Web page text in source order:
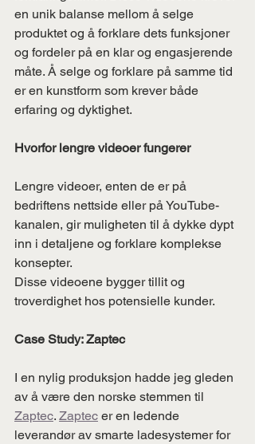
en unik balanse mellom å selge
produktet og å forklare dets funksjoner
og fordeler på en klar og engasjerende
måte. Å selge og forklare på samme tid
er en kunstform som krever både
erfaring og dyktighet.
Hvorfor lengre videoer fungerer
Lengre videoer, enten de er på
bedriftens nettside eller på YouTube-
kanalen, gir muligheten til å dykke dypt
inn i detaljene og forklare komplekse
konsepter.
Disse videoene bygger tillit og
troverdighet hos potensielle kunder.
Case Study: Zaptec
I en nylig produksjon hadde jeg gleden
av å være den norske stemmen til
Zaptec. Zaptec er en ledende
leverandør av smarte ladesystemer for